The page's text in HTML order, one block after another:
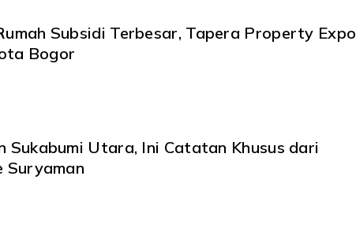
Subsidi Terbesar, Tapera Property Expo
Bogor
Utara, Ini Catatan Khusus dari
Suryaman